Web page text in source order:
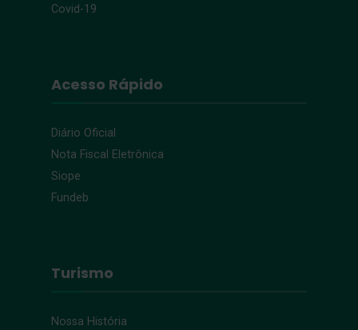
Covid-19
Acesso Rápido
Diário Oficial
Nota Fiscal Eletrônica
Siope
Fundeb
Turismo
Nossa História